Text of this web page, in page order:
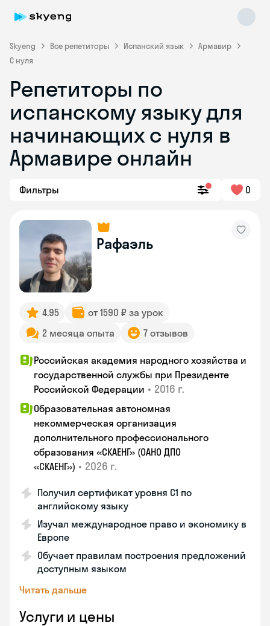
Skyeng Все репетиторы Испанский язык
Армавир
С нуля
Репетиторы по
испанскому языку для
начинающих с нуля в
Армавире онлайн
Фильтры 0
Рафаэль
4.95
от 1590 ₽ за урок
2 месяца опыта
7 отзывов
Российская академия народного хозяйства и
государственной службы при Президенте
Российской Федерации • 2016 г.
Образовательная автономная
некоммерческая организация
дополнительного профессионального
образования «СКАЕНГ» (ОАНО ДПО
«СКАЕНГ») • 2026 г.
Получил сертификат уровня С1 по
английскому языку
Изучал международное право и экономику в
Европе
Обучает правилам построения предложений
доступным языком
Читать дальше
Услуги и цены
Skyeng Chat